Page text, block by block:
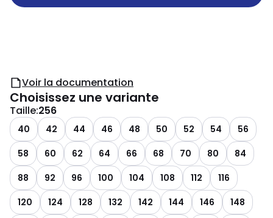
Voir la documentation
Choisissez une variante
Taille:256
40 42 44 46 48 50 52 54
56
58
60 62 64 66 68 70 80
84
88
92 96 100 104 108 112
116
120
124 128 132 142 144 146
148